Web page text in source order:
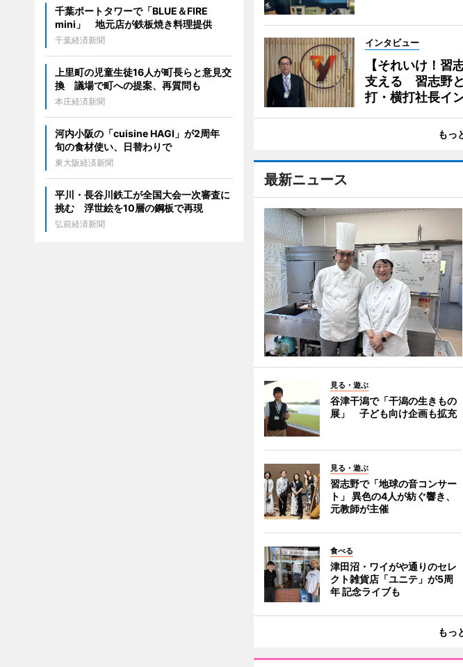
インタビュー
【それいけ！習
支える 習志野
打・横打社長イ
もっ
最新ニュース
見る・遊ぶ
谷津干潟で「干潟の生きもの
展」 子ども向け企画も拡充
見る・遊ぶ
習志野で「地球の音コンサー
ト」 異色の4人が紡ぐ響き、
元教師が主催
食べる
津田沼・ワイがや通りのセレ
クト雑貨店「ユニテ」が5周
年 記念ライブも
もっ
千葉ポートタワーで「BLUE＆FIRE
mini」 地元店が鉄板焼き料理提供
千葉経済新聞
上里町の児童生徒16人が町長らと意見交
換 議場で町への提案、再質問も
本庄経済新聞
河内小阪の「cuisine HAGI」が2周年
旬の食材使い、日替わりで
東大阪経済新聞
平川・長谷川鉄工が全国大会一次審査に
挑む 浮世絵を10層の鋼板で再現
弘前経済新聞